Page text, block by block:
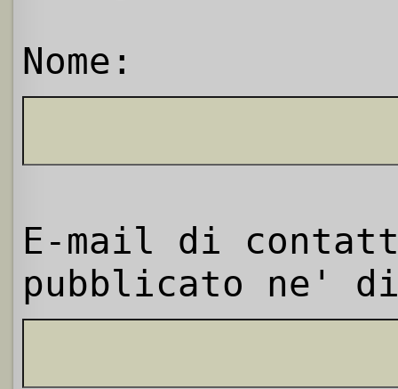
Nome:
E-mail di
pubblicato ne'